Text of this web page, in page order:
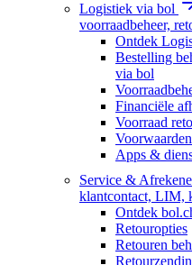
Logistiek via bol
voorraadbeheer,
Ontdek
Bestelling
via bol
Financiële
Voorraad
Apps &
Service &
klantcontact, LIM,
Ontdek
Retouropties
Retouren